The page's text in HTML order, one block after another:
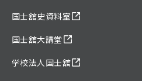
国士舘史資料室
国士舘大講堂
学校法人国士舘